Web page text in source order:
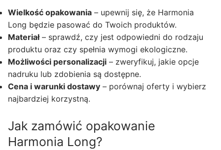
Wielkość opakowania – upewnij się, że Harmonia
Long będzie pasować do Twoich produktów.
Materiał– sprawdź, czy jest odpowiedni do rodzaju
produktu oraz czy spełnia wymogi ekologiczne.
Możliwości personalizacji – zweryfikuj, jakie opcje
nadruku lub zdobienia są dostępne.
Cena i warunki dostawy – porównaj oferty i wybierz
najbardziej korzystną.
Jak zamówić opakowanie
Harmonia Long?